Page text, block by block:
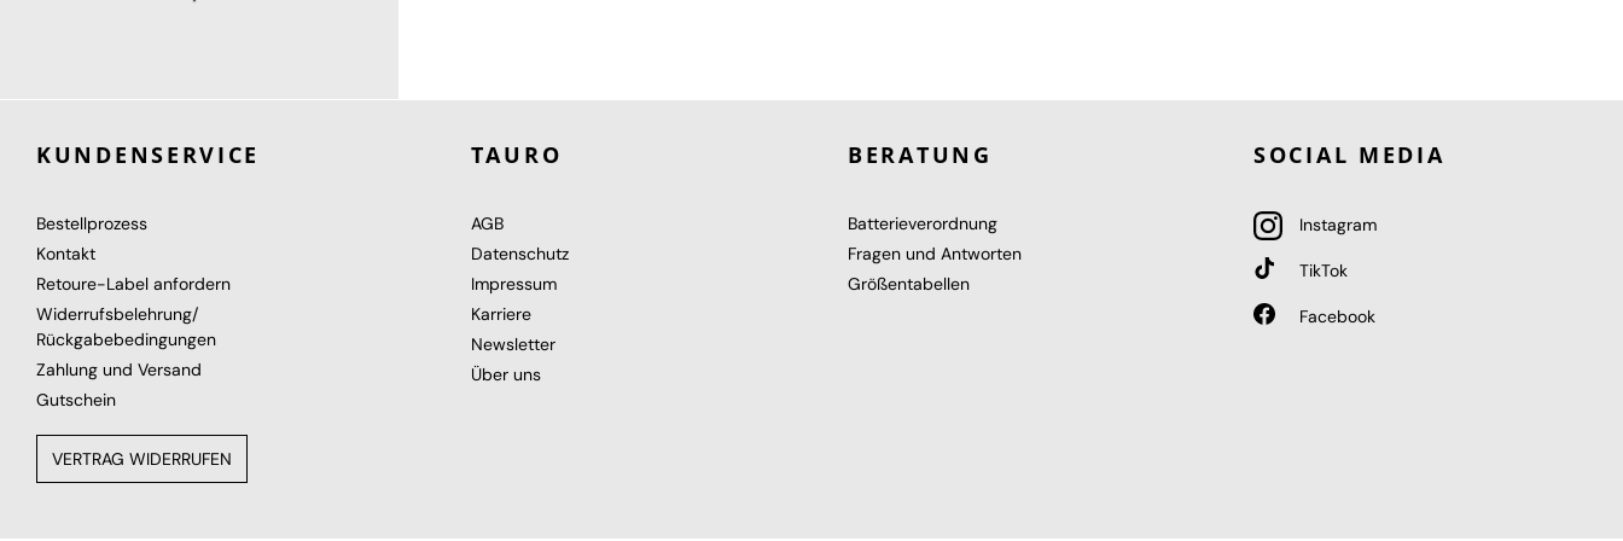
KUNDENSERVICE
Bestellprozess
Kontakt
Retoure-Label anfordern
Widerrufsbelehrung/
Rückgabebedingungen
Zahlung und Versand
Gutschein
VERTRAG WIDERRUFEN
TAURO
AGB
Datenschutz
Impressum
Karriere
Newsletter
Über uns
BERATUNG
Batterieverordnung
Fragen und Antworten
Größentabellen
SOCIAL MEDIA
Instagram
TikTok
Facebook